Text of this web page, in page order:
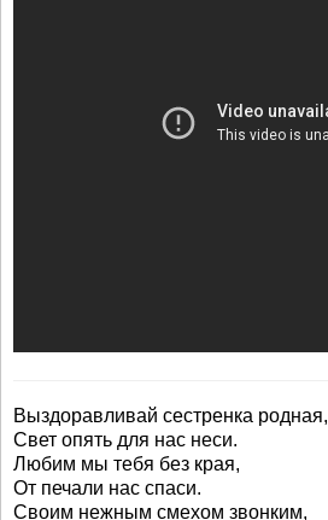
Выздоравливай сестренка родная,
Свет опять для нас неси.
Любим мы тебя без края,
От печали нас спаси.
Своим нежным смехом звонким,